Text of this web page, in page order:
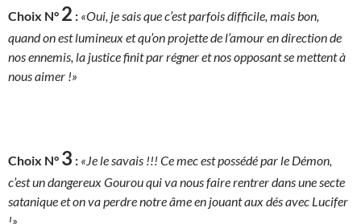
Choix N° 2 : «Oui, je sais que c’est parfois difficile, mais bon,
quand on est lumineux et qu’on projette de l’amour en direction de
nos ennemis, la justice finit par régner et nos opposant se mettent à
nous aimer !»
Choix N° 3 : «Je le savais !!! Ce mec est possédé par le Démon,
c’est un dangereux Gourou qui va nous faire rentrer dans une secte
satanique et on va perdre notre âme en jouant aux dés avec Lucifer
!»